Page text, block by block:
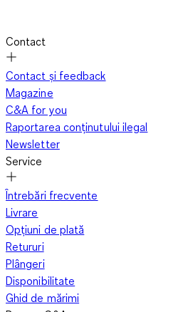
Contact
Contact și feedback
Magazine
C&A for you
Raportarea conținutului ilegal
Newsletter
Service
Întrebări frecvente
Livrare
Opțiuni de plată
Retururi
Plângeri
Disponibilitate
Ghid de mărimi